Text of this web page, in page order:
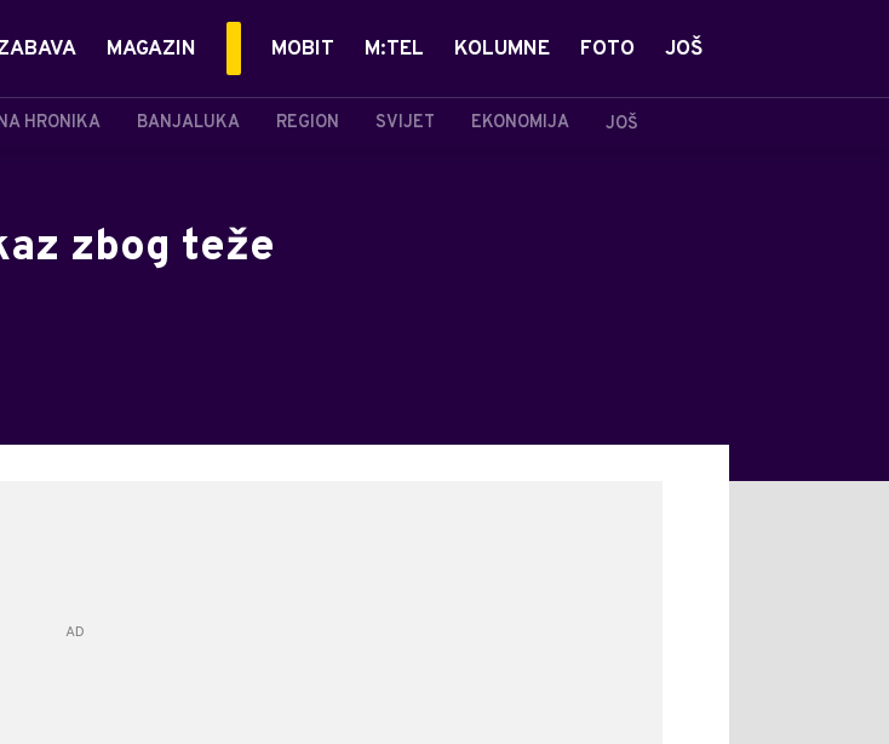
HRONIKA BANJALUKA REGION SVIJET EKONOMIJA JOŠ
MAGAZIN MOBIT M:TEL KOLUMNE FOTO JOŠ
zbog teže